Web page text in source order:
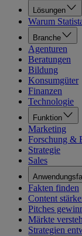
Lösungen
Warum
Branche
Agenturen
Beratungen
Bildung
Konsumgüter
Finanzen
Technologie
Funktion
Marketing
Forschung &
Strategie
Sales
Anwendungsfall
Fakten finden
Content
Pitches
Märkte
Strategien